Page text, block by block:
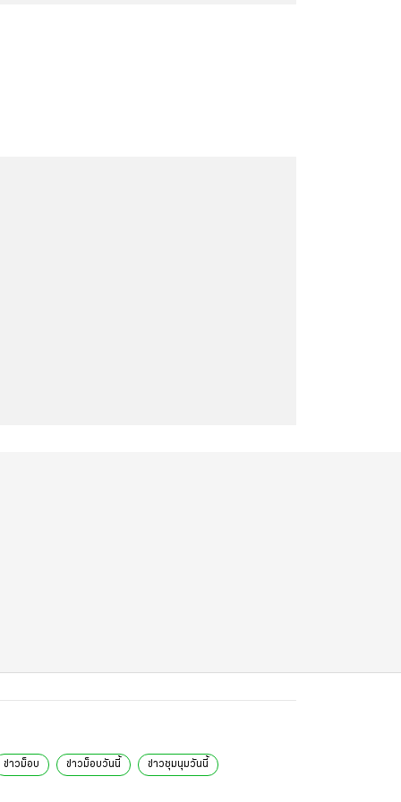
ข่าวม็อบ ข่าวม็อบวันนี้ ข่าวชุมนุมวันนี้